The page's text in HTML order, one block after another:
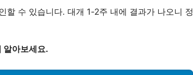
할 수 있습니다. 대개 1-2주 내에 결과가 나오니 정
알아보세요.